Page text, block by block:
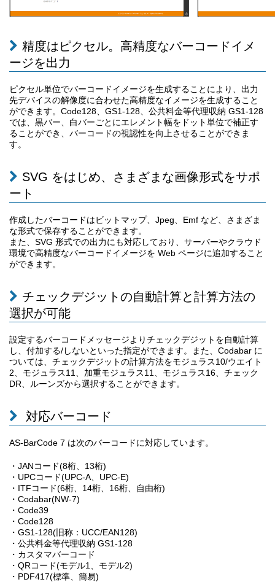
精度はピクセル。高精度なバーコードイメ
ージを出力
ピクセル単位でバーコードイメージを生成することにより、出力
先デバイスの解像度に合わせた高精度なイメージを生成すること
ができます。Code128、GS1-128、公共料金等代理収納 GS1-128
では、黒バー、白バーごとにエレメント幅をドット単位で補正す
ることができ、バーコードの視認性を向上させることができま
す。
SVG をはじめ、さまざまな画像形式をサポ
ート
作成したバーコードはビットマップ、Jpeg、Emf など、さまざま
な形式で保存することができます。
また、SVG 形式での出力にも対応しており、サーバーやクラウド
環境で高精度なバーコードイメージを Web ページに追加すること
ができます。
チェックデジットの自動計算と計算方法の
選択が可能
設定するバーコードメッセージよりチェックデジットを自動計算
し、付加する/しないといった指定ができます。また、Codabar に
ついては、チェックデジットの計算方法をモジュラス10/ウエイト
2、モジュラス11、加重モジュラス11、モジュラス16、チェック
DR、ルーンズから選択することができます。
対応バーコード
AS-BarCode 7 は次のバーコードに対応しています。
・JANコード(8桁、13桁)
・UPCコード(UPC-A、UPC-E)
・ITFコード(6桁、14桁、16桁、自由桁)
・Codabar(NW-7)
・Code39
・Code128
・GS1-128(旧称：UCC/EAN128)
・公共料金等代理収納 GS1-128
・カスタマバーコード
・QRコード(モデル1、モデル2)
・PDF417(標準、簡易)